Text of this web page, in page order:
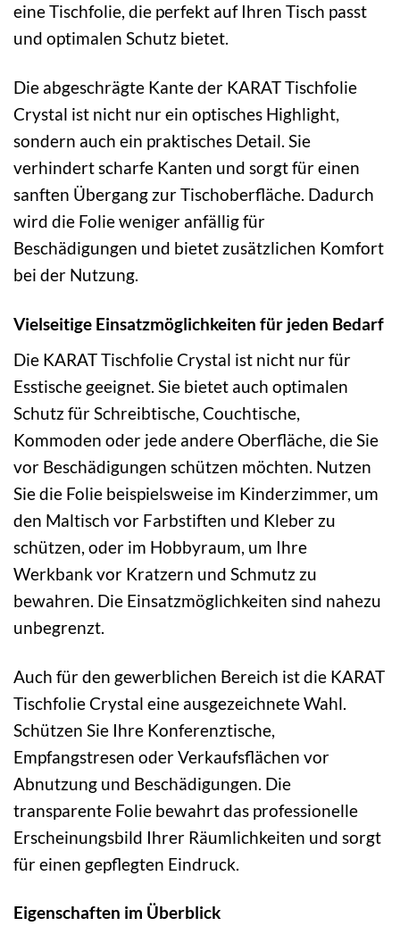
eine Tischfolie, die perfekt auf Ihren Tisch passt
und optimalen Schutz bietet.
Die abgeschrägte Kante der KARAT Tischfolie
Crystal ist nicht nur ein optisches Highlight,
sondern auch ein praktisches Detail. Sie
verhindert scharfe Kanten und sorgt für einen
sanften Übergang zur Tischoberfläche. Dadurch
wird die Folie weniger anfällig für
Beschädigungen und bietet zusätzlichen Komfort
bei der Nutzung.
Vielseitige Einsatzmöglichkeiten für jeden Bedarf
Die KARAT Tischfolie Crystal ist nicht nur für
Esstische geeignet. Sie bietet auch optimalen
Schutz für Schreibtische, Couchtische,
Kommoden oder jede andere Oberfläche, die Sie
vor Beschädigungen schützen möchten. Nutzen
Sie die Folie beispielsweise im Kinderzimmer, um
den Maltisch vor Farbstiften und Kleber zu
schützen, oder im Hobbyraum, um Ihre
Werkbank vor Kratzern und Schmutz zu
bewahren. Die Einsatzmöglichkeiten sind nahezu
unbegrenzt.
Auch für den gewerblichen Bereich ist die KARAT
Tischfolie Crystal eine ausgezeichnete Wahl.
Schützen Sie Ihre Konferenztische,
Empfangstresen oder Verkaufsflächen vor
Abnutzung und Beschädigungen. Die
transparente Folie bewahrt das professionelle
Erscheinungsbild Ihrer Räumlichkeiten und sorgt
für einen gepflegten Eindruck.
Eigenschaften im Überblick